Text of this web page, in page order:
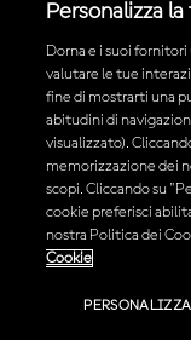
© 2026 MotoGP
Tutti i marchi sono di
Personalizza
Dorna e i suoi
valutare le tue
fine di mostrarti una
abitudini di
visualizzato).
memorizzazione dei
scopi. Cliccando su
cookie preferisci
nostra Politica dei
Cookie